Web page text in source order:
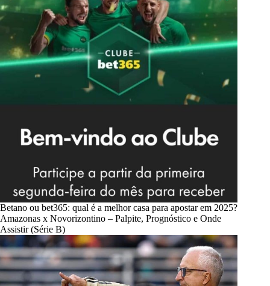
Betano ou bet365: qual é a melhor casa para apostar em 2025?
Amazonas x Novorizontino – Palpite, Prognóstico e Onde
Assistir (Série B)